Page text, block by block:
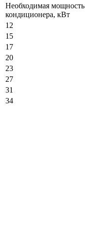
Необходимая мощность
кондиционера, кВт
12
15
17
20
23
27
31
34